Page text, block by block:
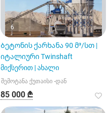
6
Ბეტონის ქარხანა 90 მ³/სთ |
იტალიური Twinshaft
მიქსერით | ახალი
შემოტანა ქუთაისი -დან
85 000 ₾